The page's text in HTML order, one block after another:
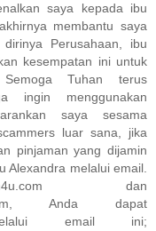
saya kepada ibu
membantu saya
Perusahaan, ibu
kesempatan ini untuk
Tuhan terus
ingin menggunakan
saya sesama
luar sana, jika
pinjaman yang dijamin
Alexandra melalui email.
dan
Anda dapat
email ini;